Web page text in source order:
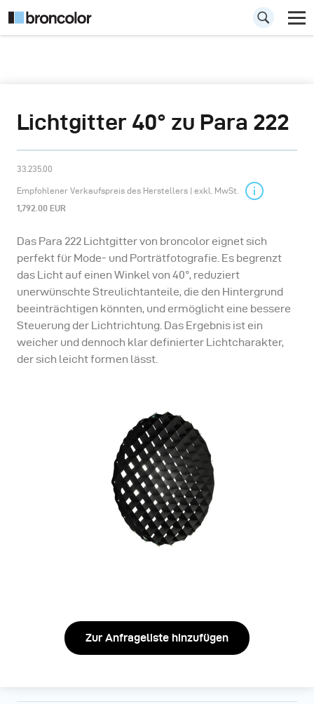
Lichtgitter 40° zu Para 222
33.235.00
Empfohlener Verkaufspreis des Herstellers | exkl. MwSt.
1,792.00 EUR
Das Para 222 Lichtgitter von broncolor eignet sich
perfekt für Mode- und Porträtfotografie. Es begrenzt
das Licht auf einen Winkel von 40°, reduziert
unerwünschte Streulichtanteile, die den Hintergrund
beeinträchtigen könnten, und ermöglicht eine bessere
Steuerung der Lichtrichtung. Das Ergebnis ist ein
weicher und dennoch klar definierter Lichtcharakter,
der sich leicht formen lässt.
Zur Anfrageliste hinzufügen